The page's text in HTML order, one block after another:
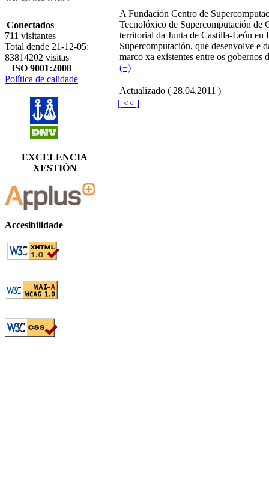
Conectados
711 visitantes
Total dende 21-12-05:
83814202 visitas
ISO 9001:2008
Política de calidade
EXCELENCIA
XESTIÓN
Accesibilidade
A Fundación Centro de
Tecnolóxico de Supercomputación
territorial da Junta de Castilla-León en
Supercomputación, que desenvolve e
marco xa existentes entre os gobernos
(+)
Actualizado ( 28.04.2011 )
[ << ]